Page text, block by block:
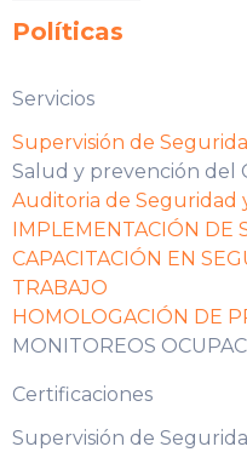
Políticas
Servicios
Supervisión de
Salud y prevención del
Auditoria de Seguridad
IMPLEMENTACIÓN DE
CAPACITACIÓN EN
TRABAJO
HOMOLOGACIÓN DE
MONITOREOS
Certificaciones
Supervisión de